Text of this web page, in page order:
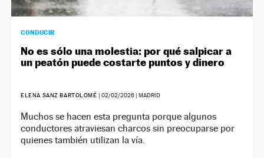
CONDUCIR
No es sólo una molestia: por qué salpicar a
un peatón puede costarte puntos y dinero
ELENA SANZ BARTOLOMÉ | 02/02/2026| MADRID
Muchos se hacen esta pregunta porque algunos
conductores atraviesan charcos sin preocuparse por
quienes también utilizan la vía.